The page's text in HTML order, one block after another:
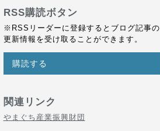
RSS購読ボタン
※RSSリーダーに登録するとブログ記事の
更新情報を受け取ることができます。
購読する
関連リンク
やまぐち産業振興財団